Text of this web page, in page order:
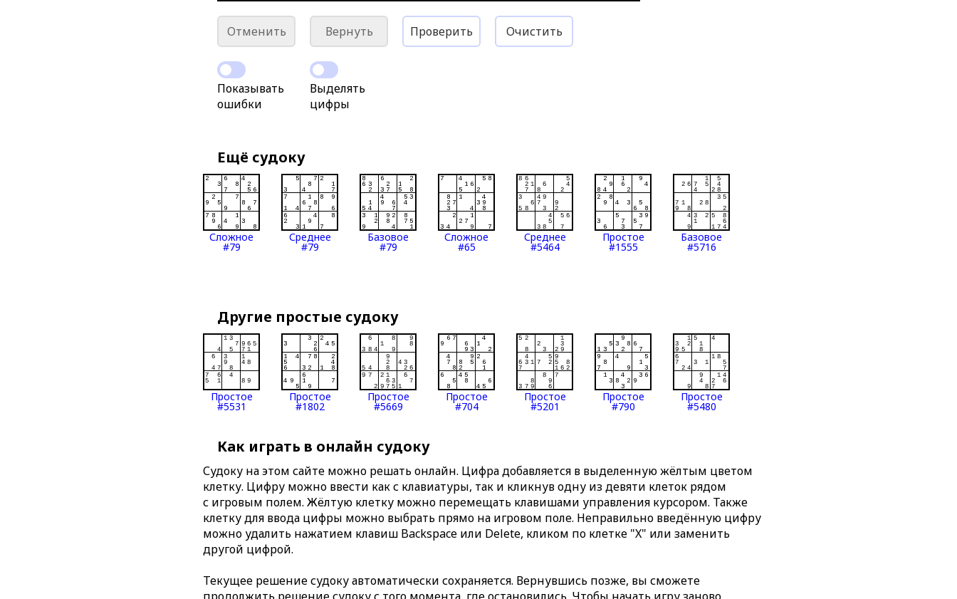
Отменить Вернуть Проверить Очистить
Показывать
ошибки
Выделять
цифры
Ещё судоку
Сложное
#79
Среднее
#79
Базовое
#79
Сложное
#65
Среднее
#5464
Простое
#1555
Базовое
#5716
Другие простые судоку
Простое
#5531
Простое
#1802
Простое
#5669
Простое
#704
Простое
#5201
Простое
#790
Простое
#5480
Как играть в онлайн судоку
Судоку на этом сайте можно решать онлайн. Цифра добавляется в выделенную жёлтым цветом
клетку. Цифру можно ввести как с клавиатуры, так и кликнув одну из девяти клеток рядом
с игровым полем. Жёлтую клетку можно перемещать клавишами управления курсором. Также
клетку для ввода цифры можно выбрать прямо на игровом поле. Неправильно введённую цифру
можно удалить нажатием клавиш Backspace или Delete, кликом по клетке "X" или заменить
другой цифрой.
Текущее решение судоку автоматически сохраняется. Вернувшись позже, вы сможете